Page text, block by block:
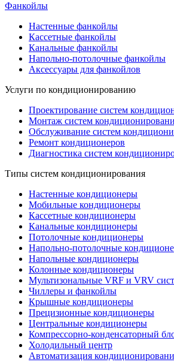
Фанкойлы
Настенные фанкойлы
Кассетные фанкойлы
Канальные фанкойлы
Напольно-потолочные фанкойлы
Аксессуары для фанкойлов
Услуги по кондиционированию
Проектирование систем
Монтаж систем
Обслуживание систем
Ремонт кондиционеров
Диагностика систем
Типы систем кондиционирования
Настенные кондиционеры
Мобильные кондиционеры
Кассетные кондиционеры
Канальные кондиционеры
Потолочные кондиционеры
Напольно-потолочные
Напольные кондиционеры
Колонные кондиционеры
Мультизональные VRF и VRV
Чиллеры и фанкойлы
Крышные кондиционеры
Прецизионные кондиционеры
Центральные кондиционеры
Компрессорно-конденсаторный
Холодильный центр
Автоматизация